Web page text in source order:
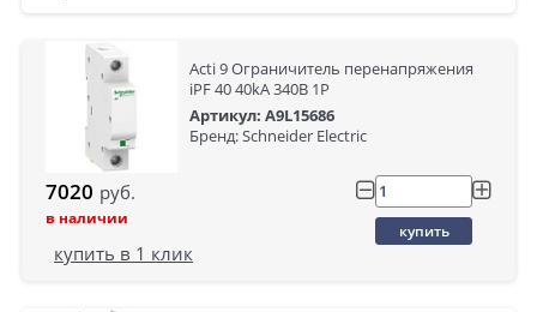
Acti 9 Ограничитель перенапряжения
iPF 40 40kA 340В 1P
Артикул: A9L15686
Бренд: Schneider Electric
7020 руб.
в наличии
купить
купить в 1 клик